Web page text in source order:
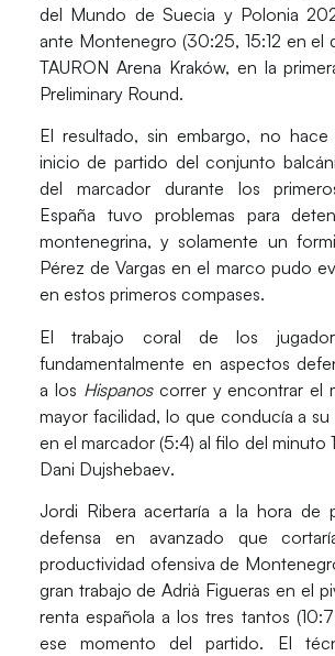
del Mundo de Suecia y Polonia
ante Montenegro (30:25, 15:12 en el
TAURON Arena Kraków, en la
Preliminary Round.
El resultado, sin embargo, no hace
inicio de partido del conjunto
del marcador durante los
España tuvo problemas para
montenegrina, y solamente un
Pérez de Vargas en el marco pudo
en estos primeros compases.
El trabajo coral de los
fundamentalmente en aspectos
a los Hispanos correr y encontrar el
mayor facilidad, lo que conducía a su
en el marcador (5:4) al filo del minuto
Dani Dujshebaev.
Jordi Ribera acertaría a la hora de
defensa en avanzado que
productividad ofensiva de
gran trabajo deAdrià Figueras en el
renta española a los tres tantos
ese momento del partido. El